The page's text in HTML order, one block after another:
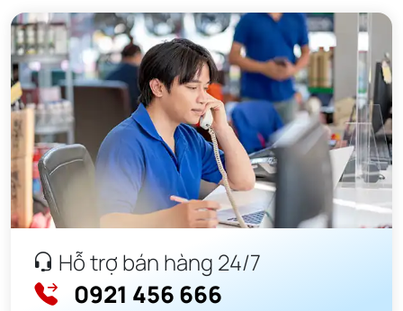
đang có sẵn tại khắp các đại lý trong hệ thống phân phối
củaPickzone. Qúy khách hàng có nhu cầu xin vui lòng liên
hệ với chúng tôi 0921.456.666 - 0921.456.666 để được tư
vấn, hỗ trợ chi tiết về sản phẩm.
Hỗ trợ bán hàng 24/7
0921 456 666